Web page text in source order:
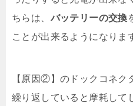
ちらは、 バッテリーの交換
ことが出来るようになりま
【原因②】のドックコネク
繰り返していると摩耗して